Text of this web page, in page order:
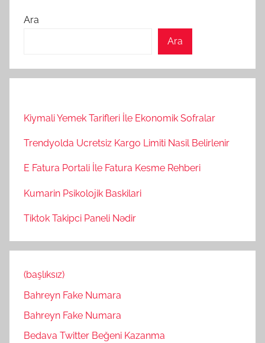
Ara
Ara
Kiymali Yemek Tarifleri İle Ekonomik Sofralar
Trendyolda Ucretsiz Kargo Limiti Nasil Belirlenir
E Fatura Portali İle Fatura Kesme Rehberi
Kumarin Psikolojik Baskilari
Tiktok Takipci Paneli Nədir
(başlıksız)
Bahreyn Fake Numara
Bahreyn Fake Numara
Bedava Twitter Beğeni Kazanma